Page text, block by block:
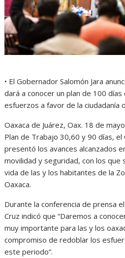
• El Gobernador Salomón Jara
dará a conocer un plan de 100
esfuerzos a favor de la ciudadanía
Oaxaca de Juárez, Oax. 18 de
Plan de Trabajo 30,60 y 90 días,
presentó los avances alcanzados
movilidad y seguridad, con los que
vida de las y los habitantes de la
Oaxaca.
Durante la conferencia de prensa
Cruz indicó que “Daremos a
muy importante para las y los
compromiso de redoblar los
este periodo”.